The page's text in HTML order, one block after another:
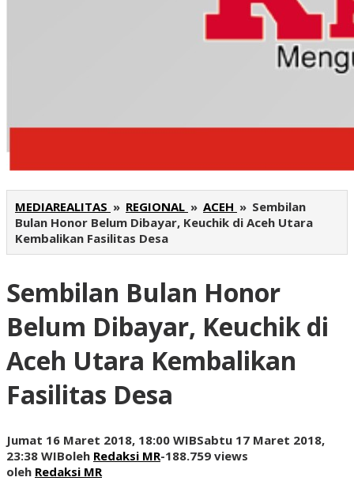
MEDIAREALITAS » REGIONAL » ACEH » Sembilan
Bulan Honor Belum Dibayar, Keuchik di Aceh Utara
Kembalikan Fasilitas Desa
Sembilan Bulan Honor
Belum Dibayar, Keuchik di
Aceh Utara Kembalikan
Fasilitas Desa
Jumat 16 Maret 2018, 18:00 WIBSabtu 17 Maret 2018,
23:38 WIBoleh Redaksi MR-188.759 views
oleh Redaksi MR